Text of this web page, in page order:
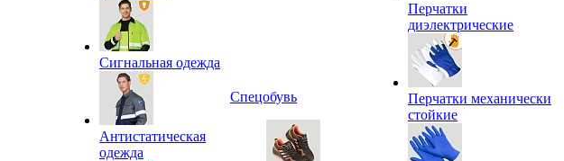
Сигнальная одежда
Антистатическая
одежда
Спецобувь
Перчатки
диэлектрические
Перчатки механически
стойкие